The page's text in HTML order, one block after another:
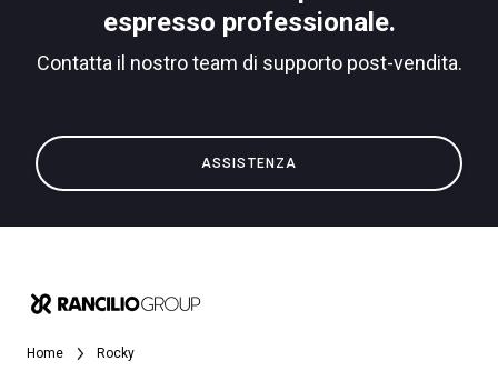
espresso professionale.
Contatta il nostro team di supporto post-vendita.
ASSISTENZA
Home Rocky
Tutti